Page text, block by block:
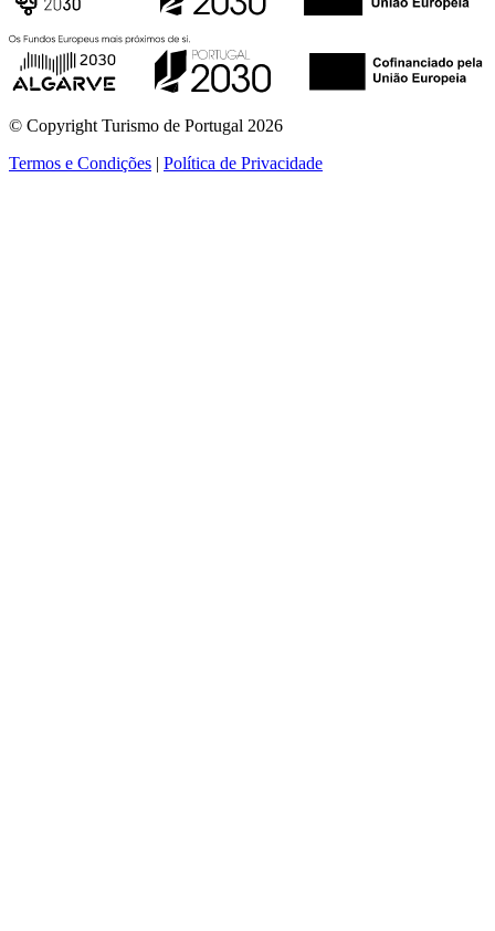
© Copyright Turismo de Portugal 2026
Termos e Condições | Política de Privacidade